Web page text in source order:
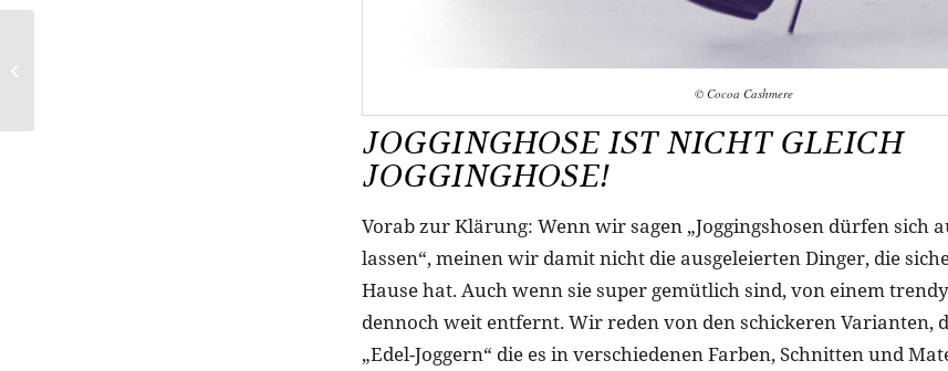
© Cocoa Cashmere
JOGGINGHOSE IST NICHT GLEICH
JOGGINGHOSE!
Vorab zur Klärung: Wenn wir sagen „Joggingshosen dürfen sich
lassen“, meinen wir damit nicht die ausgeleierten Dinger, die
Hause hat. Auch wenn sie super gemütlich sind, von einem
dennoch weit entfernt. Wir reden von den schickeren Varianten,
„Edel-Joggern“ die es in verschiedenen Farben, Schnitten und